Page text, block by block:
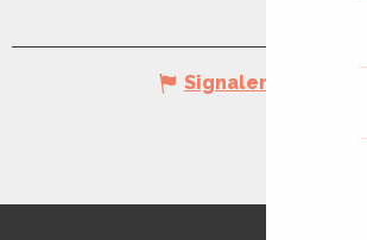
Signaler une erreur